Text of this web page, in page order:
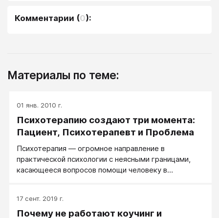
Комментарии (0):
Материалы по теме:
01 янв. 2010 г.
Психотерапию создают три момента:
Пациент, Психотерапевт и Проблема
Психотерапия — огромное направление в
практической психологии с неясными границами,
касающееся вопросов помощи человеку в
17 сент. 2019 г.
Почему не работают коучинг и